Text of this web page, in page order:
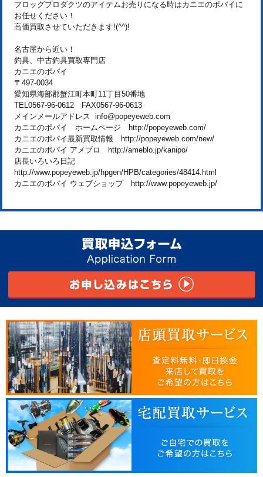
フロッグプロダクツのアイテムお売りになる時はカニエのポパイに
お任せください！
高価買取させていただきます!(^^)!
名古屋から近い！
釣具、中古釣具買取専門店
カニエのポパイ
〒497-0034
愛知県海部郡蟹江町本町11丁目50番地
TEL0567-96-0612 FAX0567-96-0613
メインメールアドレス info@popeyeweb.com
カニエのポパイ ホームページ http://popeyeweb.com/
カニエのポパイ最新買取情報 http://popeyeweb.com/new/
カニエのポパイ アメブロ http://ameblo.jp/kanipo/
店長いろいろ日記
http://www.popeyeweb.jp/hpgen/HPB/categories/48414.html
カニエのポパイ ウェブショップ http://www.popeyeweb.jp/